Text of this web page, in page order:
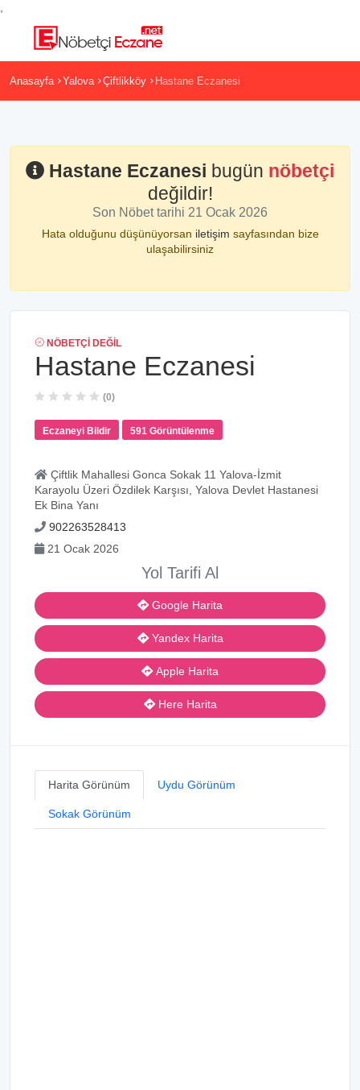
Anasayfa Yalova Çiftlikköy Hastane Eczanesi
Hastane Eczanesi bugün nöbetçi
değildir!
Son Nöbet tarihi 21 Ocak 2026
Hata olduğunu düşünüyorsan iletişim sayfasından bize
ulaşabilirsiniz
NÖBETÇI DEĞIL
Hastane Eczanesi
(0)
Eczaneyi Bildir 591 Görüntülenme
Çiftlik Mahallesi Gonca Sokak 11 Yalova-İzmit
Karayolu Üzeri Özdilek Karşısı, Yalova Devlet Hastanesi
Ek Bina Yanı
902263528413
21 Ocak 2026
Yol Tarifi Al
Google Harita
Yandex Harita
Apple Harita
Here Harita
Harita Görünüm Uydu Görünüm
Sokak Görünüm